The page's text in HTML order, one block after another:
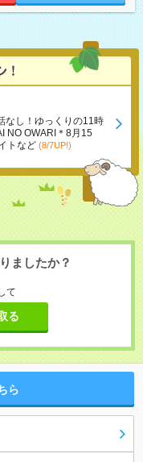
なし！ゆっくりの11時
NO OWARI＊8月15
トなど (8/7UP!)
ましたか？
て
る
ら